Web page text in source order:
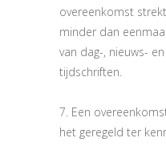
overeenkomst
minder dan
van dag-, nieuws-
tijdschriften.
7. Een
het geregeld ter